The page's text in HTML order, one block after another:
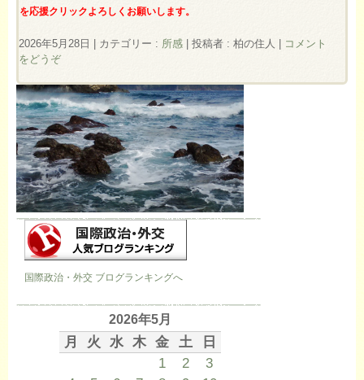
を応援クリックよろしくお願いします。
2026年5月28日 カテゴリー : 所感 投稿者 : 柏の住人
コメント
をどうぞ
国際政治・外交 ブログランキングへ
2026年5月
月 火 水 木 金 土
日
1
2
3